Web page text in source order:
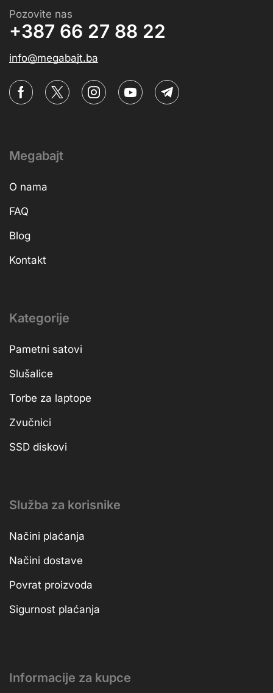
Pozovite nas
+387 66 27 88 22
info@megabajt.ba
Megabajt
O nama
FAQ
Blog
Kontakt
Kategorije
Pametni satovi
Slušalice
Torbe za laptope
Zvučnici
SSD diskovi
Služba za korisnike
Načini plaćanja
Načini dostave
Povrat proizvoda
Sigurnost plaćanja
Informacije za kupce